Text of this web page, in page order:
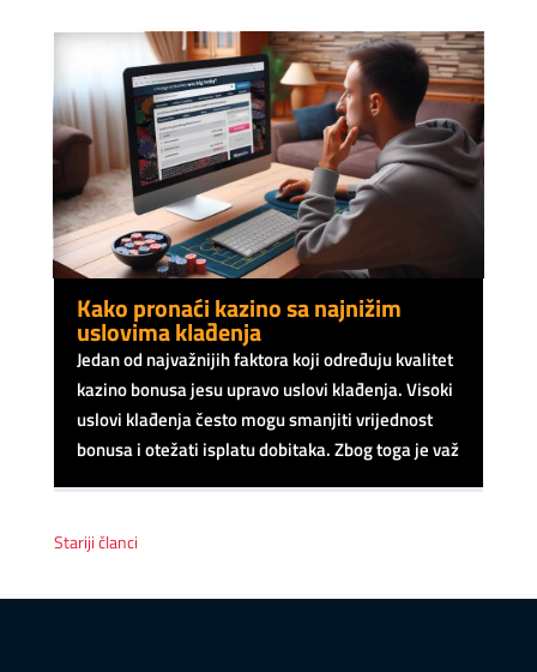
Kako pronaći kazino sa najnižim
uslovima klađenja
Jedan od najvažnijih faktora koji određuju kvalitet
kazino bonusa jesu upravo uslovi klađenja. Visoki
uslovi klađenja često mogu smanjiti vrijednost
bonusa i otežati isplatu dobitaka. Zbog toga je važ
Stariji članci